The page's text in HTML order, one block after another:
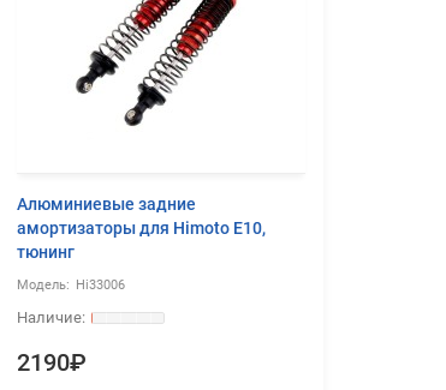
Алюминиевые задние
амортизаторы для Himoto E10,
тюнинг
Hi33006
2190₽